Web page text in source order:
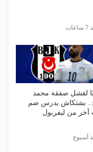
لفشل صفقة محمد
بشتكاش يدرس ضم
آخر من ليفربول
أسبوع